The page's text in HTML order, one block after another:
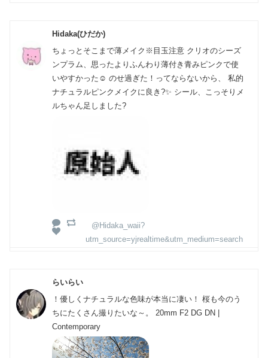
Hidaka(ひだか)
ちょっとそこまで薄メイク※目玉注意 クリオのシーズ
ンプラム、思ったよりふんわり薄付き青みピンクで使
いやすかった☺️ のせ過ぎた！ってならないから、 私的
ナチュラルピンクメイクに良き?✨ シール、こっそりメ
ルちゃん足しました?
@Hidaka_waii?
utm_source=yjrealtime&utm_medium=search
らいらい
！優しくナチュラルな色味が本当に凄い！ 桜も今のう
ちにたくさん撮りたいな～。 20mm F2 DG DN |
Contemporary